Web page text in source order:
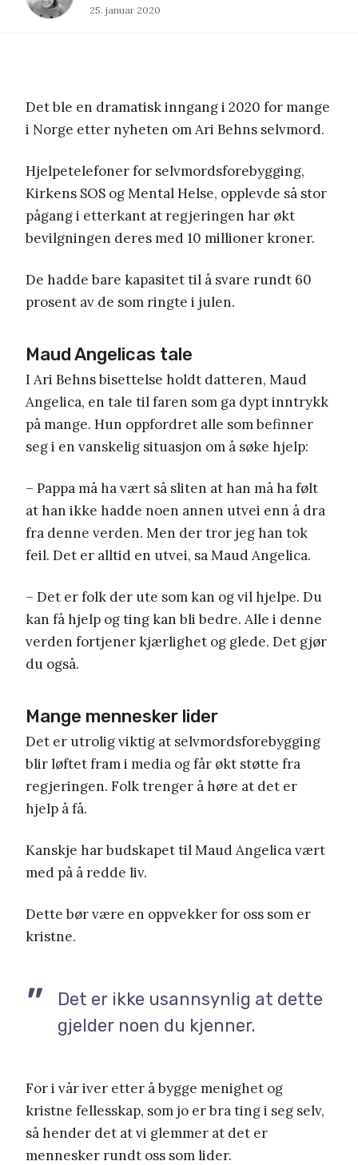
25. januar 2020
Det ble en dramatisk inngang i 2020 for mange
i Norge etter nyheten om Ari Behns selvmord.
Hjelpetelefoner for selvmordsforebygging,
Kirkens SOS og Mental Helse, opplevde så stor
pågang i etterkant at regjeringen har økt
bevilgningen deres med 10 millioner kroner.
De hadde bare kapasitet til å svare rundt 60
prosent av de som ringte i julen.
Maud Angelicas tale
I Ari Behns bisettelse holdt datteren, Maud
Angelica, en tale til faren som ga dypt inntrykk
på mange. Hun oppfordret alle som befinner
seg i en vanskelig situasjon om å søke hjelp:
– Pappa må ha vært så sliten at han må ha følt
at han ikke hadde noen annen utvei enn å dra
fra denne verden. Men der tror jeg han tok
feil. Det er alltid en utvei, sa Maud Angelica.
– Det er folk der ute som kan og vil hjelpe. Du
kan få hjelp og ting kan bli bedre. Alle i denne
verden fortjener kjærlighet og glede. Det gjør
du også.
Mange mennesker lider
Det er utrolig viktig at selvmordsforebygging
blir løftet fram i media og får økt støtte fra
regjeringen. Folk trenger å høre at det er
hjelp å få.
Kanskje har budskapet til Maud Angelica vært
med på å redde liv.
Dette bør være en oppvekker for oss som er
kristne.
Det er ikke usannsynlig at dette
gjelder noen du kjenner.
For i vår iver etter å bygge menighet og
kristne fellesskap, som jo er bra ting i seg selv,
så hender det at vi glemmer at det er
mennesker rundt oss som lider.